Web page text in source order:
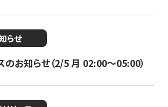
らせ
のお知らせ（2/5 月 02:00〜05:00）